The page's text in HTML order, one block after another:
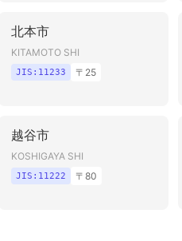
北本市
KITAMOTO SHI
JIS: 11233 〒 25
越谷市
KOSHIGAYA SHI
JIS: 11222 〒 80